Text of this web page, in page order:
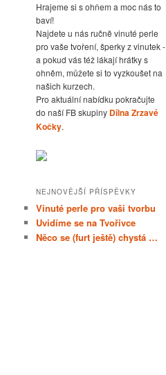
Hrajeme si s ohňem a moc nás to
baví!
Najdete u nás ručně vinuté perle
pro vaše tvoření, šperky z vinutek -
a pokud vás též lákají hrátky s
ohněm, můžete si to vyzkoušet na
našich kurzech.
Pro aktuální nabídku pokračujte
do naší FB skupiny Dílna Zrzavé
Kočky.
NEJNOVĚJŠÍ PŘÍSPĚVKY
Vinuté perle pro vaši tvorbu
Uvidíme se na Tvořivce
Něco se (furt ještě) chystá …